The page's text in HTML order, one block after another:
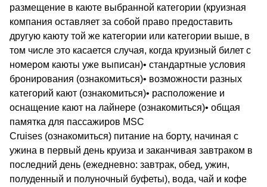
размещение в каюте выбранной категории (круизная
компания оставляет за собой право предоставить
другую каюту той же категории или категории выше, в
том числе это касается случая, когда круизный билет с
номером каюты уже выписан)• стандартные условия
бронирования (ознакомиться)• возможности разных
категорий кают (ознакомиться)• расположение и
оснащение кают на лайнере (ознакомиться)• общая
памятка для пассажиров MSC
Cruises (ознакомиться) питание на борту, начиная с
ужина в первый день круиза и заканчивая завтраком в
последний день (ежедневно: завтрак, обед, ужин,
полуденный и полуночный буфеты), вода, чай и кофе